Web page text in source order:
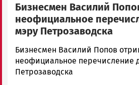
Бизнесмен Василий
неофициальное
мэру Петрозаводска
admintimur
Новости
Петрозаводска
Бизнесмен Василий Попов
неофициальное перечисление
Петрозаводска